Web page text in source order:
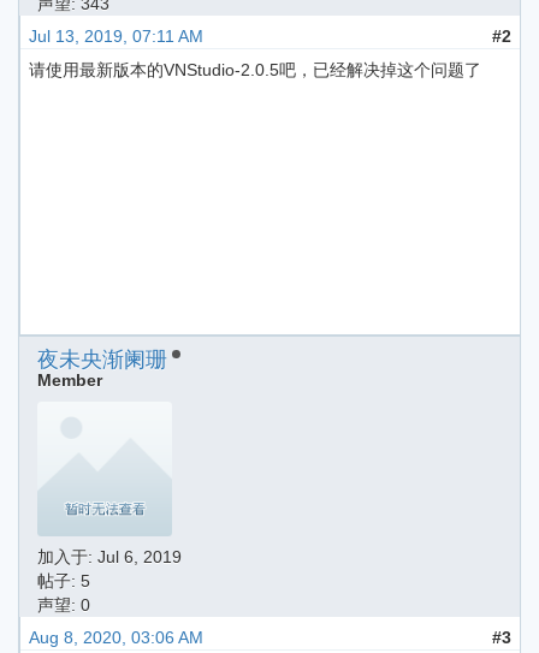
Jul 13, 2019, 07:11 AM
#2
请使用最新版本的VNStudio-2.0.5吧，已经解决掉这个问题了
夜未央渐阑珊
Member
加入于: Jul 6, 2019
帖子: 5
声望: 0
Aug 8, 2020, 03:06 AM
#3